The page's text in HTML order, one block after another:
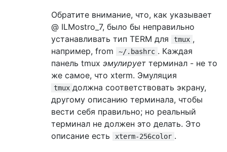
Обратите внимание, что, как указывает
@ ILMostro_7, было бы неправильно
устанавливать тип TERM для
tmux ,
например, from
~/.bashrc . Каждая
панель tmux эмулирует терминал - не то
же самое, что xterm. Эмуляция
tmux должна соответствовать экрану,
другому описанию терминала, чтобы
вести себя правильно; но реальный
терминал не должен это делать. Это
описание есть
xterm-256color .